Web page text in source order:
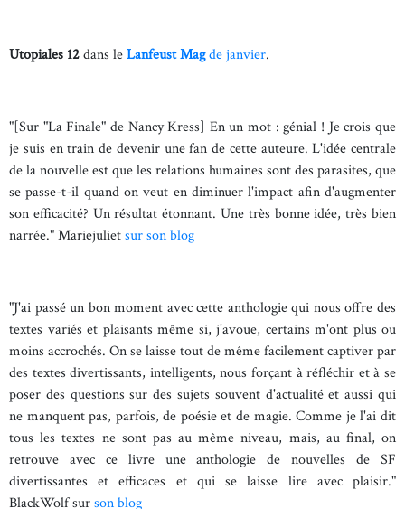
Utopiales 12dans leLanfeust Magde janvier.
"[Sur "La Finale" de Nancy Kress] En un mot : génial ! Je crois que
je suis en train de devenir une fan de cette auteure. L'idée centrale
de la nouvelle est que les relations humaines sont des parasites, que
se passe-t-il quand on veut en diminuer l'impact afin d'augmenter
son efficacité? Un résultat étonnant. Une très bonne idée, très bien
narrée." Mariejulietsur son blog
"J'ai passé un bon moment avec cette anthologie qui nous offre des
textes variés et plaisants même si, j'avoue, certains m'ont plus ou
moins accrochés. On se laisse tout de même facilement captiver par
des textes divertissants, intelligents, nous forçant à réfléchir et à se
poser des questions sur des sujets souvent d'actualité et aussi qui
ne manquent pas, parfois, de poésie et de magie. Comme je l'ai dit
tous les textes ne sont pas au même niveau, mais, au final, on
retrouve avec ce livre une anthologie de nouvelles de SF
divertissantes et efficaces et qui se laisse lire avec plaisir."
BlackWolf surson blog